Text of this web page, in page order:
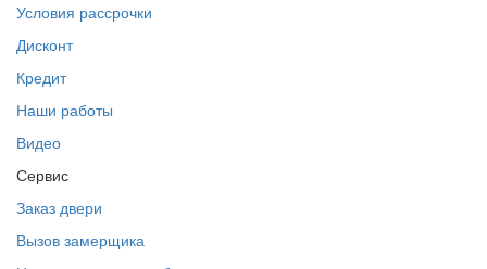
Условия рассрочки
Дисконт
Кредит
Наши работы
Видео
Сервис
Заказ двери
Вызов замерщика